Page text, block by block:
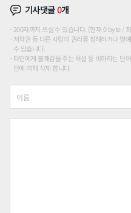
기사댓글0개
200자까지 쓰실 수 있습니다. (현재 0 byte /
저작권 등 다른 사람의 권리를 침해하거나 명
수 있습니다.
타인에게 불쾌감을 주는 욕설 등 비하하는 단
단에 의해 삭제 합니다.